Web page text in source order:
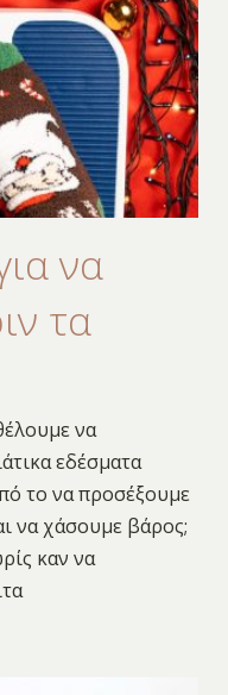
να
τα
να
εδέσματα
το να προσέξουμε
να χάσουμε βάρος;
καν να